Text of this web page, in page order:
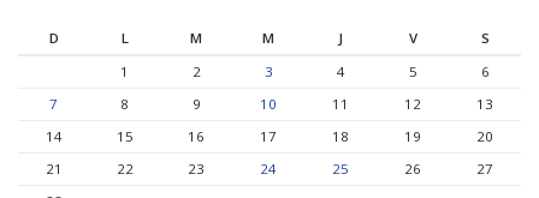
D L M M J V
S
1
2 3 4 5
6
7
8 9 10 11 12
13
14
15 16 17 18 19
20
21
22 23 24 25 26
27